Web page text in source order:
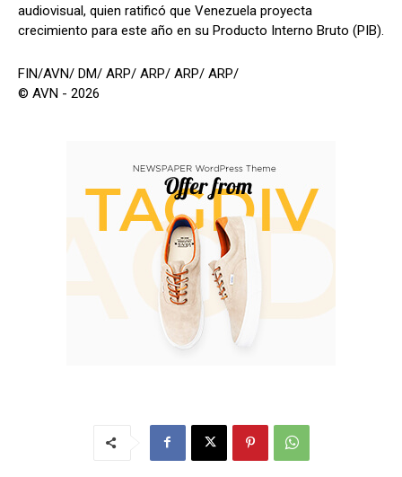
audiovisual, quien ratificó que Venezuela proyecta
crecimiento para este año en su Producto Interno Bruto (PIB).
FIN/AVN/ DM/ ARP/ ARP/ ARP/ ARP/
© AVN - 2026